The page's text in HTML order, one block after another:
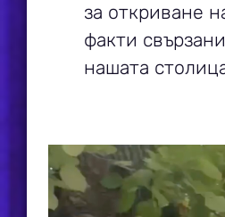
за откриване
факти
нашата